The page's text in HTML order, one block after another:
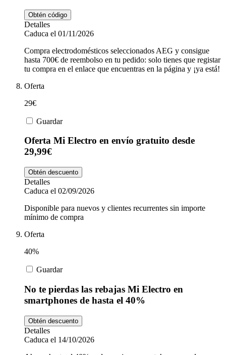
Obtén código
Detalles
Caduca el 01/11/2026
Compra electrodomésticos seleccionados AEG y consigue
hasta 700€ de reembolso en tu pedido: solo tienes que registar
tu compra en el enlace que encuentras en la página y ¡ya está!
Oferta
29€
Guardar
Oferta Mi Electro en envío gratuito desde
29,99€
Obtén descuento
Detalles
Caduca el 02/09/2026
Disponible para nuevos y clientes recurrentes sin importe
mínimo de compra
Oferta
40%
Guardar
No te pierdas las rebajas Mi Electro en
smartphones de hasta el 40%
Obtén descuento
Detalles
Caduca el 14/10/2026